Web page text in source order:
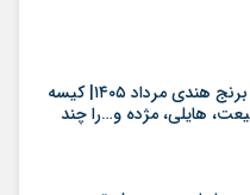
قیمت جدید انواع برنج هندی مرداد ۱۴۰۵| کیسه
هایلی، مژده و…را چند